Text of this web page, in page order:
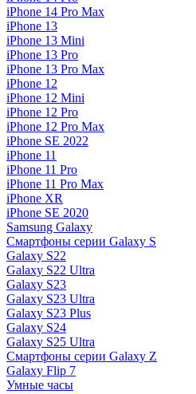
iPhone 14 Pro Max
iPhone 13
iPhone 13 Mini
iPhone 13 Pro
iPhone 13 Pro Max
iPhone 12
iPhone 12 Mini
iPhone 12 Pro
iPhone 12 Pro Max
iPhone SE 2022
iPhone 11
iPhone 11 Pro
iPhone 11 Pro Max
iPhone XR
iPhone SE 2020
Samsung Galaxy
Смартфоны серии Galaxy S
Galaxy S22
Galaxy S22 Ultra
Galaxy S23
Galaxy S23 Ultra
Galaxy S23 Plus
Galaxy S24
Galaxy S25 Ultra
Смартфоны серии Galaxy Z
Galaxy Flip 7
Умные часы